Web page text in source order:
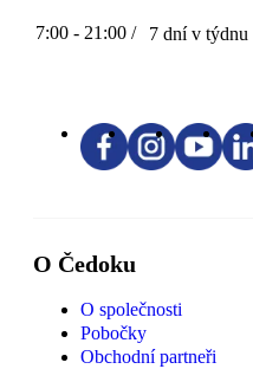
7:00 - 21:00 / 7 dní v týdnu
O Čedoku
O společnosti
Pobočky
Obchodní partneři